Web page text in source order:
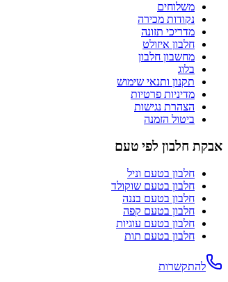
משלוחים
נקודות מכירה
מדריכי תזונה
חלבון איזולט
מחשבון חלבון
בלוג
תקנון ותנאי שימוש
מדיניות פרטיות
הצהרת נגישות
ביטול הזמנה
אבקת חלבון לפי טעם
חלבון בטעם וניל
חלבון בטעם שוקולד
חלבון בטעם בננה
חלבון בטעם קפה
חלבון בטעם עוגיות
חלבון בטעם תות
להתקשרות